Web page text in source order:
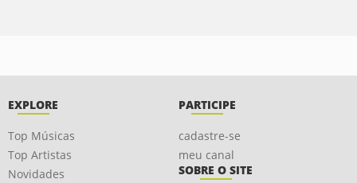
EXPLORE
Top Músicas
Top Artistas
Novidades
PARTICIPE
cadastre-se
meu canal
SOBRE O SITE